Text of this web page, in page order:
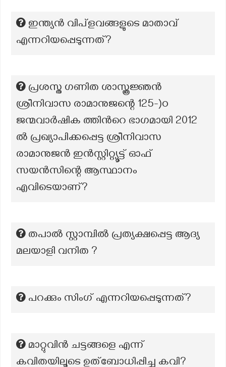
ഇന്ത്യൻ വിപ്ളവങ്ങളുടെ മാതാവ്
എന്നറിയപ്പെടുന്നത്?
പ്രശസ്ത ഗണിത ശാസ്ത്രജ്ഞൻ
ശ്രീനിവാസ രാമാനുജന്റെ 125-)o
ജന്മവാർഷിക ത്തിൻറെ ഭാഗമായി 2012
ൽ പ്രഖ്യാപിക്കപ്പെട്ട ശ്രീനിവാസ
രാമാനുജൻ ഇൻസ്റ്റിറ്റ്യൂട്ട് ഓഫ്
സയൻസിന്റെ ആസ്ഥാനം
എവിടെയാണ്?
തപാൽ സ്റ്റാമ്പിൽ പ്രത്യക്ഷപ്പെട്ട ആദ്യ
മലയാളി വനിത ?
പറക്കും സിംഗ് എന്നറിയപ്പെടുന്നത്?
മാറ്റുവിൻ ചട്ടങ്ങളെ എന്ന്
കവിതയിലൂടെ ഉത്ബോധിപ്പിച്ച കവി?